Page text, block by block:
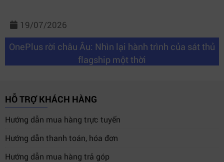
19/07/2026
OnePlus rời châu Âu: Nhìn lại hành trình của sát thủ
flagship một thời
HỖ TRỢ KHÁCH HÀNG
Hướng dẫn mua hàng trực tuyến
Hướng dẫn thanh toán, hóa đơn
Hướng dẫn mua hàng trả góp